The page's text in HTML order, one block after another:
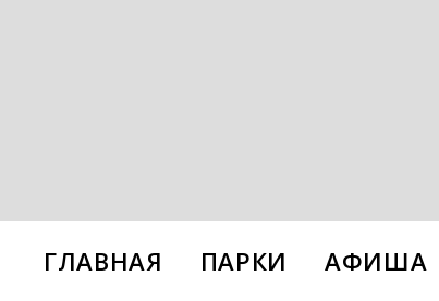
ГЛАВНАЯ ПАРКИ АФИША